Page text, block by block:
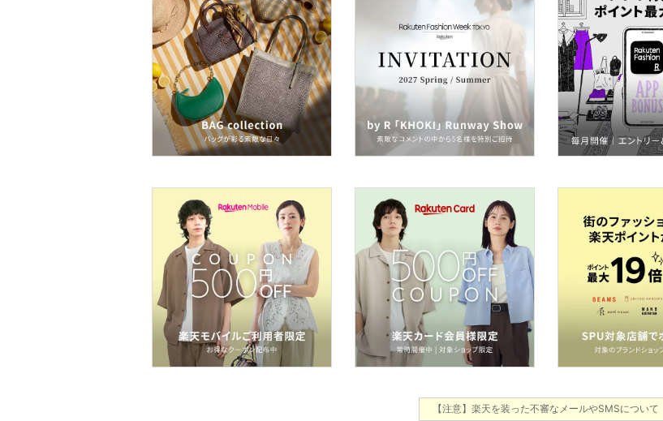
フレグランス
メイク道具・美容器具
コフレ・キット・セット
食器・調理器具・キッチ
ン用品
インテリア・生活雑貨
スマホグッズ・オーディ
オ機器
スポーツ・アウトドア用
品
文房具
【注意】楽天を装った不審なメールやSMSについて